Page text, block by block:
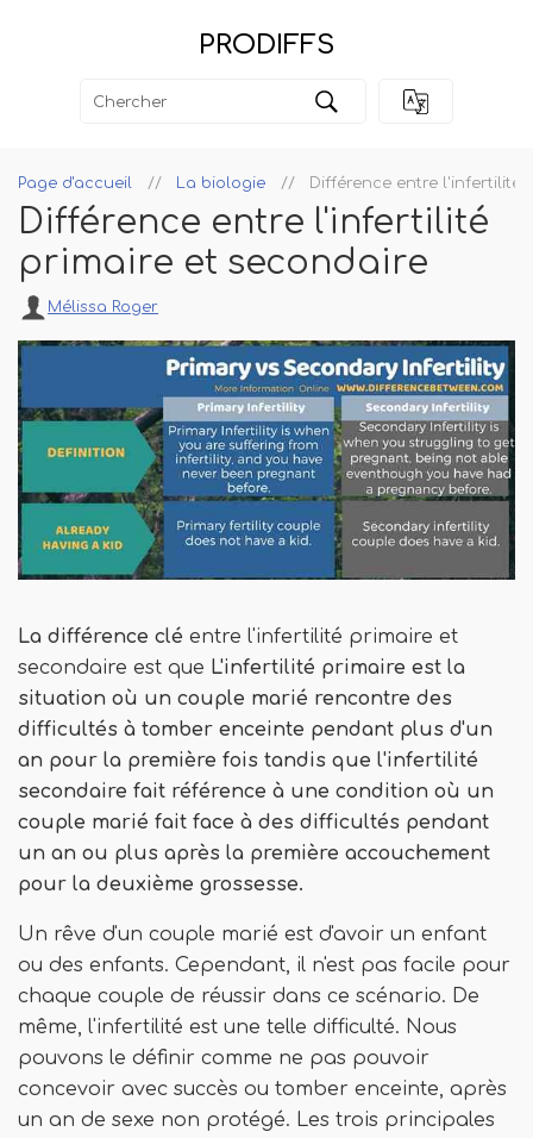
PRODIFFS
Page d'accueil La biologie Différence entre l'infertilité
Différence entre l'infertilité
primaire et secondaire
Mélissa Roger
La différence clé entre l'infertilité primaire et
secondaire est que L'infertilité primaire est la
situation où un couple marié rencontre des
difficultés à tomber enceinte pendant plus d'un
an pour la première fois tandis que l'infertilité
secondaire fait référence à une condition où un
couple marié fait face à des difficultés pendant
un an ou plus après la première accouchement
pour la deuxième grossesse.
Un rêve d'un couple marié est d'avoir un enfant
ou des enfants. Cependant, il n'est pas facile pour
chaque couple de réussir dans ce scénario. De
même, l'infertilité est une telle difficulté. Nous
pouvons le définir comme ne pas pouvoir
concevoir avec succès ou tomber enceinte, après
un an de sexe non protégé. Les trois principales